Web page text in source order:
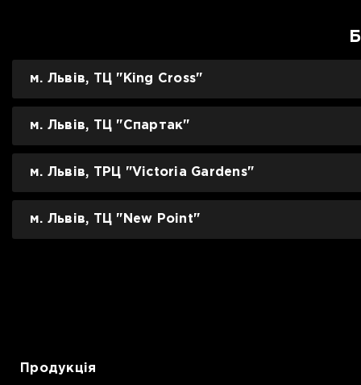
м. Львів, ТЦ "King Cross"
м. Львів, ТЦ "Спартак"
м. Львів, ТРЦ "Victoria Gardens"
м. Львів, ТЦ "New Point"
Продукція